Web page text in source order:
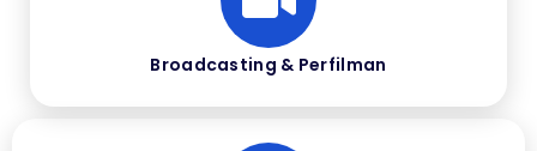
Broadcasting & Perfilman